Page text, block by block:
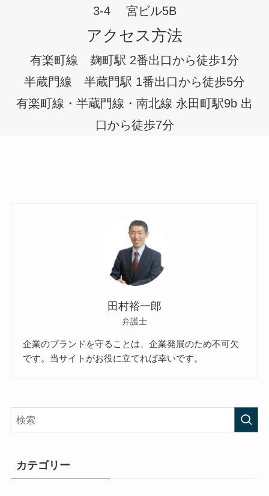
3-4 宮ビル5B
アクセス方法
有楽町線 麹町駅 2番出口から徒歩1分
半蔵門線 半蔵門駅 1番出口から徒歩5分
有楽町線・半蔵門線・南北線 永田町駅9b 出
口から徒歩7分
田村裕一郎
弁護士
企業のブランドを守ることは、企業発展のため不可欠
です。当サイトがお役に立てれば幸いです。
カテゴリー